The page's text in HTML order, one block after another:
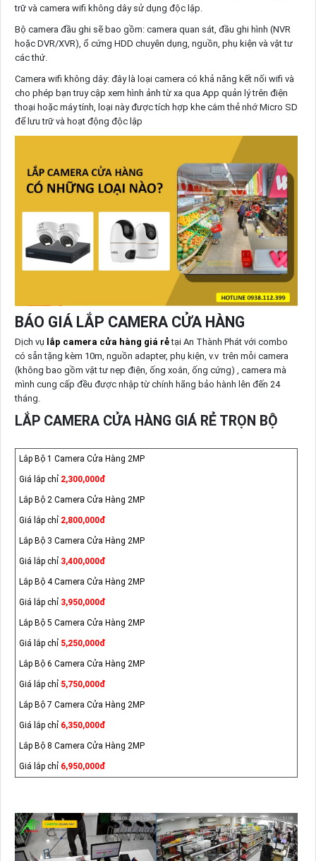
trữ và camera wifi không dây sử dụng độc lập.
Bộ camera đầu ghi sẽ bao gồm: camera quan sát, đầu ghi hình (NVR
hoặc DVR/XVR), ổ cứng HDD chuyên dụng, nguồn, phụ kiện và vật tư
các thứ.
Camera wifi không dây: đây là loại camera có khả năng kết nối wifi và
cho phép bạn truy cập xem hình ảnh từ xa qua App quản lý trên điện
thoại hoặc máy tính, loại này được tích hợp khe cắm thẻ nhớ Micro SD
để lưu trữ và hoạt động độc lập
BÁO GIÁ LẮP CAMERA CỬA HÀNG
Dịch vụ lắp camera cửa hàng giá rẻtại An Thành Phát với combo
có sẵn tặng kèm 10m, nguồn adapter, phụ kiện, v.v trên mỗi camera
(không bao gồm vật tư nẹp điện, ống xoắn, ống cứng) , camera mà
mình cung cấp đều được nhập từ chính hãng bảo hành lên đến 24
tháng.
LẮP CAMERA CỬA HÀNG GIÁ RẺ TRỌN BỘ
Lắp Bộ 1 Camera Cửa Hàng 2MP
Giá lắp chỉ 2,300,000đ
Lắp Bộ 2 Camera Cửa Hàng 2MP
Giá lắp chỉ 2,800,000đ
Lắp Bộ 3 Camera Cửa Hàng 2MP
Giá lắp chỉ 3,400,000đ
Lắp Bộ 4 Camera Cửa Hàng 2MP
Giá lắp chỉ 3,950,000đ
Lắp Bộ 5 Camera Cửa Hàng 2MP
Giá lắp chỉ 5,250,000đ
Lắp Bộ 6 Camera Cửa Hàng 2MP
Giá lắp chỉ 5,750,000đ
Lắp Bộ 7 Camera Cửa Hàng 2MP
Giá lắp chỉ 6,350,000đ
Lắp Bộ 8 Camera Cửa Hàng 2MP
Giá lắp chỉ 6,950,000đ